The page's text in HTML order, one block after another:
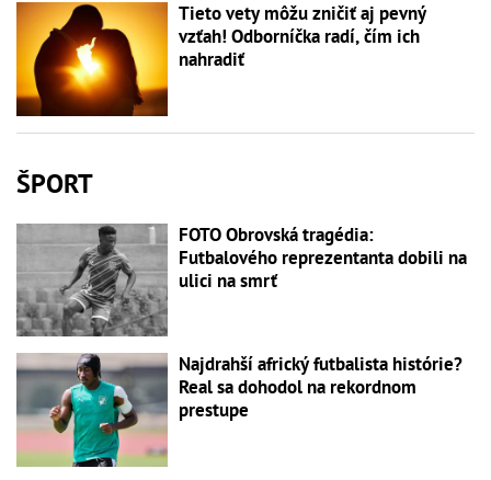
Tieto vety môžu zničiť aj pevný
vzťah! Odborníčka radí, čím ich
nahradiť
ŠPORT
FOTO Obrovská tragédia:
Futbalového reprezentanta dobili na
ulici na smrť
Najdrahší africký futbalista histórie?
Real sa dohodol na rekordnom
prestupe